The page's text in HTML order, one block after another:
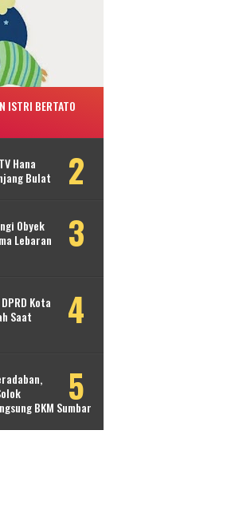
ISTRI BERTATO
Hana
Bulat
Obyek
Lebaran
Kota
Saat
BKM Sumbar